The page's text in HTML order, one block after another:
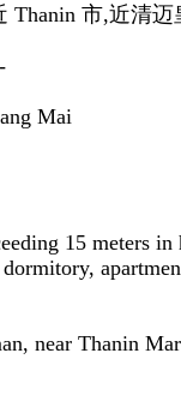
Thanin 市,近清迈
Mai
15 meters in
near Thanin